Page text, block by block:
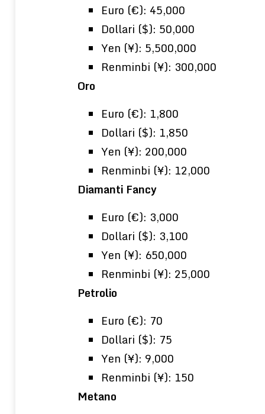
Euro (€): 45,000
Dollari ($): 50,000
Yen (¥): 5,500,000
Renminbi (¥): 300,000
Oro
Euro (€): 1,800
Dollari ($): 1,850
Yen (¥): 200,000
Renminbi (¥): 12,000
Diamanti Fancy
Euro (€): 3,000
Dollari ($): 3,100
Yen (¥): 650,000
Renminbi (¥): 25,000
Petrolio
Euro (€): 70
Dollari ($): 75
Yen (¥): 9,000
Renminbi (¥): 150
Metano